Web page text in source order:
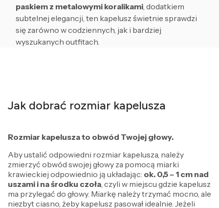
paskiem z metalowymi koralikami , dodatkiem
subtelnej elegancji, ten kapelusz świetnie sprawdzi
się zarówno w codziennych, jak i bardziej
wyszukanych outfitach.
Jak dobrać rozmiar kapelusza
Rozmiar kapelusza to obwód Twojej głowy.
Aby ustalić odpowiedni rozmiar kapelusza, należy
zmierzyć obwód swojej głowy za pomocą miarki
krawieckiej odpowiednio ją układając: ok. 0,5 – 1 cm nad
uszami i na środku czoła , czyli w miejscu gdzie kapelusz
ma przylegać do głowy. Miarkę należy trzymać mocno, ale
niezbyt ciasno, żeby kapelusz pasował idealnie. Jeżeli